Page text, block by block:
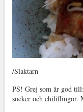
/Slaktarn
PS! Grej som är god
socker och chiliflingor.